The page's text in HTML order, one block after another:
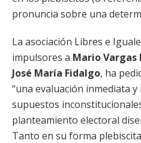
pronuncia sobre una
La asociación Libres e
impulsores a Mario Vargas
José María Fidalgo, ha
“una evaluación inmediata
supuestos
planteamiento electoral
Tanto en su forma